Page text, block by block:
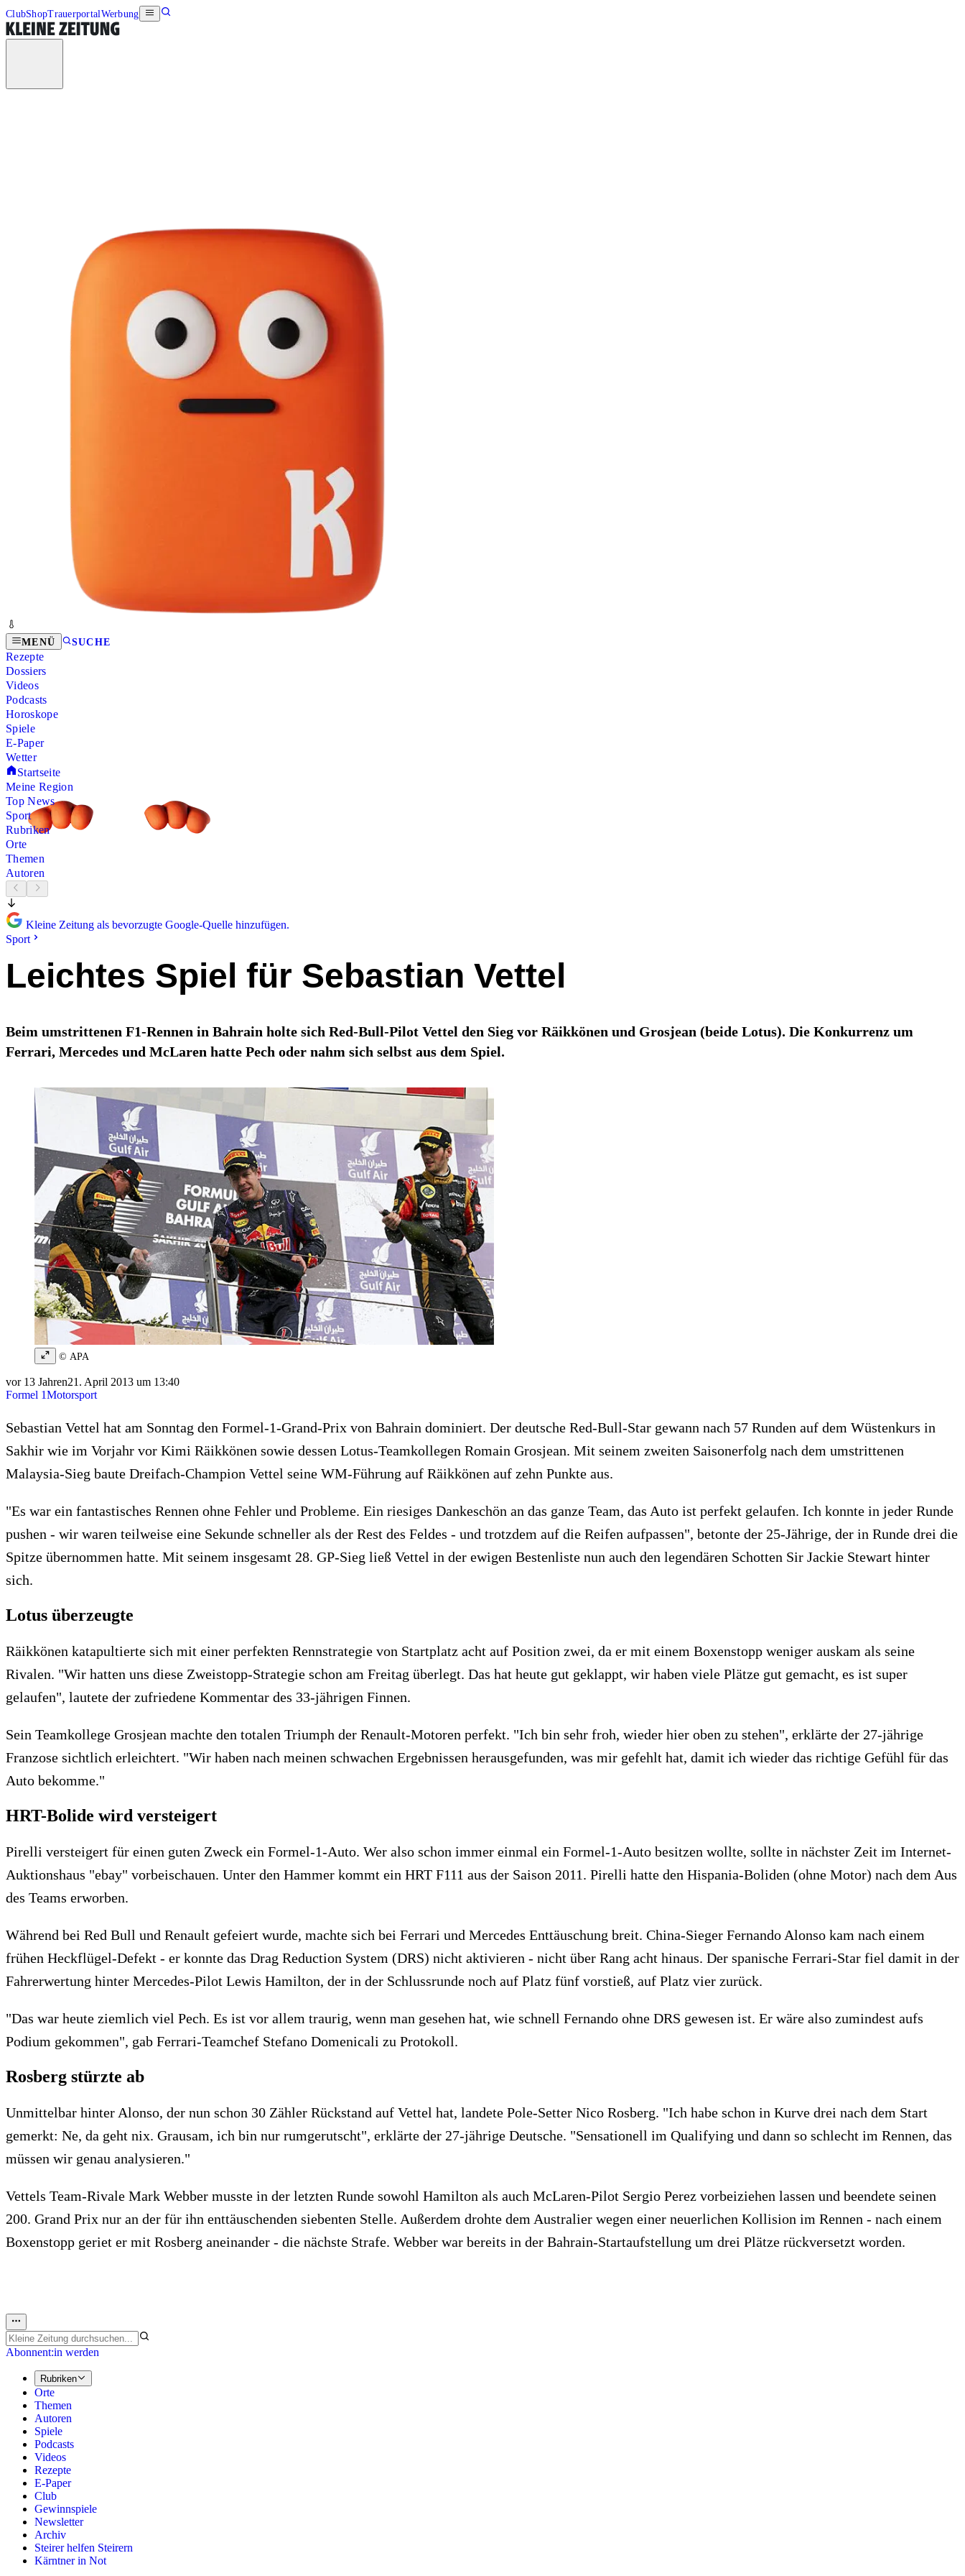
ClubShopTrauerportalWerbung
MENÜ SUCHE
Rezepte
Dossiers
Videos
Podcasts
Horoskope
Spiele
E-Paper
Wetter
Startseite
Meine Region
Top News
Sport
Rubriken
Orte
Themen
Autoren
Kleine Zeitung als bevorzugte Google-Quelle hinzufügen.
Sport
Leichtes Spiel für Sebastian Vettel
Beim umstrittenen F1-Rennen in Bahrain holte sich Red-Bull-Pilot Vettel den Sieg vor Räikkönen und Grosjean (beide Lotus). Die Konkurrenz um
Ferrari, Mercedes und McLaren hatte Pech oder nahm sich selbst aus dem Spiel.
© APA
vor 13 Jahren21. April 2013 um 13:40
Formel 1Motorsport
Sebastian Vettel hat am Sonntag den Formel-1-Grand-Prix von Bahrain dominiert. Der deutsche Red-Bull-Star gewann nach 57 Runden auf dem Wüstenkurs in
Sakhir wie im Vorjahr vor Kimi Räikkönen sowie dessen Lotus-Teamkollegen Romain Grosjean. Mit seinem zweiten Saisonerfolg nach dem umstrittenen
Malaysia-Sieg baute Dreifach-Champion Vettel seine WM-Führung auf Räikkönen auf zehn Punkte aus.
"Es war ein fantastisches Rennen ohne Fehler und Probleme. Ein riesiges Dankeschön an das ganze Team, das Auto ist perfekt gelaufen. Ich konnte in jeder Runde
pushen - wir waren teilweise eine Sekunde schneller als der Rest des Feldes - und trotzdem auf die Reifen aufpassen", betonte der 25-Jährige, der in Runde drei die
Spitze übernommen hatte. Mit seinem insgesamt 28. GP-Sieg ließ Vettel in der ewigen Bestenliste nun auch den legendären Schotten Sir Jackie Stewart hinter
sich.
Lotus überzeugte
Räikkönen katapultierte sich mit einer perfekten Rennstrategie von Startplatz acht auf Position zwei, da er mit einem Boxenstopp weniger auskam als seine
Rivalen. "Wir hatten uns diese Zweistopp-Strategie schon am Freitag überlegt. Das hat heute gut geklappt, wir haben viele Plätze gut gemacht, es ist super
gelaufen", lautete der zufriedene Kommentar des 33-jährigen Finnen.
Sein Teamkollege Grosjean machte den totalen Triumph der Renault-Motoren perfekt. "Ich bin sehr froh, wieder hier oben zu stehen", erklärte der 27-jährige
Franzose sichtlich erleichtert. "Wir haben nach meinen schwachen Ergebnissen herausgefunden, was mir gefehlt hat, damit ich wieder das richtige Gefühl für das
Auto bekomme."
HRT-Bolide wird versteigert
Pirelli versteigert für einen guten Zweck ein Formel-1-Auto. Wer also schon immer einmal ein Formel-1-Auto besitzen wollte, sollte in nächster Zeit im Internet-
Auktionshaus "ebay" vorbeischauen. Unter den Hammer kommt ein HRT F111 aus der Saison 2011. Pirelli hatte den Hispania-Boliden (ohne Motor) nach dem Aus
des Teams erworben.
Während bei Red Bull und Renault gefeiert wurde, machte sich bei Ferrari und Mercedes Enttäuschung breit. China-Sieger Fernando Alonso kam nach einem
frühen Heckflügel-Defekt - er konnte das Drag Reduction System (DRS) nicht aktivieren - nicht über Rang acht hinaus. Der spanische Ferrari-Star fiel damit in der
Fahrerwertung hinter Mercedes-Pilot Lewis Hamilton, der in der Schlussrunde noch auf Platz fünf vorstieß, auf Platz vier zurück.
"Das war heute ziemlich viel Pech. Es ist vor allem traurig, wenn man gesehen hat, wie schnell Fernando ohne DRS gewesen ist. Er wäre also zumindest aufs
Podium gekommen", gab Ferrari-Teamchef Stefano Domenicali zu Protokoll.
Rosberg stürzte ab
Unmittelbar hinter Alonso, der nun schon 30 Zähler Rückstand auf Vettel hat, landete Pole-Setter Nico Rosberg. "Ich habe schon in Kurve drei nach dem Start
gemerkt: Ne, da geht nix. Grausam, ich bin nur rumgerutscht", erklärte der 27-jährige Deutsche. "Sensationell im Qualifying und dann so schlecht im Rennen, das
müssen wir genau analysieren."
Vettels Team-Rivale Mark Webber musste in der letzten Runde sowohl Hamilton als auch McLaren-Pilot Sergio Perez vorbeiziehen lassen und beendete seinen
200. Grand Prix nur an der für ihn enttäuschenden siebenten Stelle. Außerdem drohte dem Australier wegen einer neuerlichen Kollision im Rennen - nach einem
Boxenstopp geriet er mit Rosberg aneinander - die nächste Strafe. Webber war bereits in der Bahrain-Startaufstellung um drei Plätze rückversetzt worden.
Abonnent:in werden
Rubriken
Orte
Themen
Autoren
Spiele
Podcasts
Videos
Rezepte
E-Paper
Club
Gewinnspiele
Newsletter
Archiv
Steirer helfen Steirern
Kärntner in Not